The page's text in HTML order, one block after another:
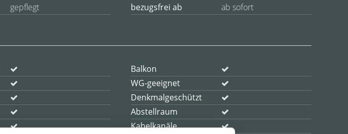
gepflegt bezugsfrei ab ab sofort
Balkon
WG-geeignet
Denkmalgeschützt
Abstellraum
Kabelkanäle